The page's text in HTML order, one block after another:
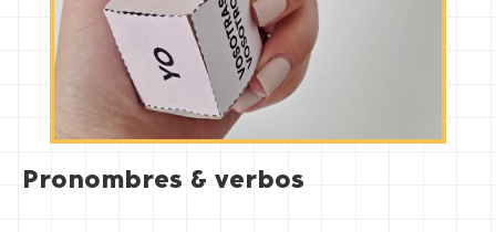
Pronombres & verbos